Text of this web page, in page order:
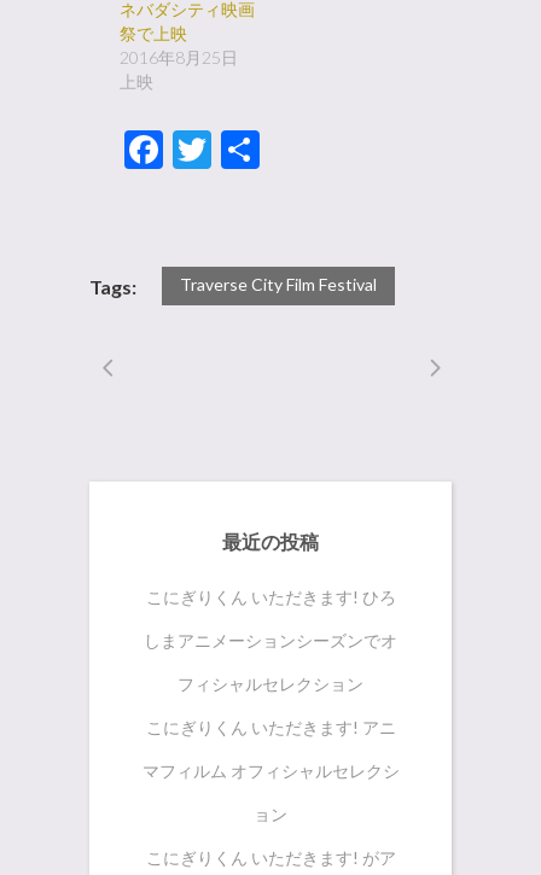
ネバダシティ映画
祭で上映
2016年8月25日
上映
Facebook
Twitter
Tags: Traverse City Film Festival
最近の投稿
こにぎりくん いただきます! ひろ
しまアニメーションシーズンでオ
フィシャルセレクション
こにぎりくん いただきます! アニ
マフィルム オフィシャルセレクシ
ョン
こにぎりくん いただきます! がア